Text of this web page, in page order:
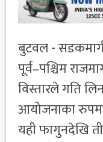
बुटवल -
पूर्व–पश्चिम
विस्तारले गति
आयोजनाका
यही फागुनदेखि